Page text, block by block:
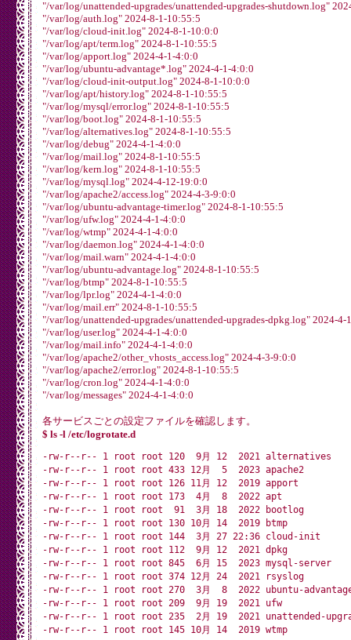
-rw-r-----  1 root      adm               35683  8月  1
-rw-r-----  1 root      adm               34740  8月  1
-rw-r-----  1 root      adm               10847  8月  1
-rw-r-----  1 root      adm               10908  5月 16
-rw-r-----  1 root      adm               10790  5月 16
-rw-r-----  1 root      adm               10946  5月 16
-rw-r--r--  1 root      root               3276  8月  1
-rw-r--r--  1 root      root              44279  5月 16
-rw-r--r--  1 root      root              17296  4月 13
drwxr-sr-x+ 3 root      systemd-journal    4096  2月 18
-rw-r-----  1 syslog    adm               89007  8月  1
-rw-r-----  1 syslog    adm              191310  8月  1
-rw-r-----  1 syslog    adm                9388  5月 16
-rw-r-----  1 syslog    adm               29539  4月 13
-rw-r-----  1 syslog    adm               90825  4月 12
drwxr-xr-x  2 landscape landscape          4096  4月  1
-rw-rw-r--  1 root      utmp             297184  8月  1
-rw-r-----  1 syslog    adm                   0  8月  1
-rw-r-----  1 syslog    adm                5770  5月 16
-rw-r-----  1 syslog    adm                 171  4月 14
-rw-r-----  1 syslog    adm                 401  4月 13
-rw-r-----  1 syslog    adm                2533  8月  1
-rw-r-----  1 syslog    adm               28177  8月  1
-rw-r-----  1 syslog    adm                 301  4月 14
-rw-r-----  1 syslog    adm                1332  4月 13
drwxr-x---  2 mysql     adm                4096  8月  1
drwx------  2 root      root               4096  2月 18
-rw-r-----  1 syslog    adm              238601  8月  1
-rw-r-----  1 syslog    adm              463746  8月  1
-rw-r-----  1 syslog    adm               20485  5月 16
-rw-r-----  1 syslog    adm              186156  4月 12
-rw-r--r--  1 root      root                301  8月  1
-rw-r--r--  1 root      root                257  4月 13
-rw-r--r--  1 root      root                904  8月  1
-rw-r--r--  1 root      root                904  5月 16
-rw-r--r--  1 root      root                516  4月  4
drwxr-x---  2 root      adm                4096  8月  1
"/var/log/unattended-upgrades/unattended-upgrades-shutdown.log"
"/var/log/auth.log" 2024-8-1-10:55:5
"/var/log/cloud-init.log" 2024-8-1-10:0:0
"/var/log/apt/term.log" 2024-8-1-10:55:5
"/var/log/apport.log" 2024-4-1-4:0:0
"/var/log/ubuntu-advantage*.log" 2024-4-1-4:0:0
"/var/log/cloud-init-output.log" 2024-8-1-10:0:0
"/var/log/apt/history.log" 2024-8-1-10:55:5
"/var/log/mysql/error.log" 2024-8-1-10:55:5
"/var/log/boot.log" 2024-8-1-10:55:5
"/var/log/alternatives.log" 2024-8-1-10:55:5
"/var/log/debug" 2024-4-1-4:0:0
"/var/log/mail.log" 2024-8-1-10:55:5
"/var/log/kern.log" 2024-8-1-10:55:5
"/var/log/mysql.log" 2024-4-12-19:0:0
"/var/log/apache2/access.log" 2024-4-3-9:0:0
"/var/log/ubuntu-advantage-timer.log" 2024-8-1-10:55:5
"/var/log/ufw.log" 2024-4-1-4:0:0
"/var/log/wtmp" 2024-4-1-4:0:0
"/var/log/daemon.log" 2024-4-1-4:0:0
"/var/log/mail.warn" 2024-4-1-4:0:0
"/var/log/ubuntu-advantage.log" 2024-8-1-10:55:5
"/var/log/btmp" 2024-8-1-10:55:5
"/var/log/lpr.log" 2024-4-1-4:0:0
"/var/log/mail.err" 2024-8-1-10:55:5
"/var/log/unattended-upgrades/unattended-upgrades-dpkg.log" 2024-4-
"/var/log/user.log" 2024-4-1-4:0:0
"/var/log/mail.info" 2024-4-1-4:0:0
"/var/log/apache2/other_vhosts_access.log" 2024-4-3-9:0:0
"/var/log/apache2/error.log" 2024-8-1-10:55:5
"/var/log/cron.log" 2024-4-1-4:0:0
"/var/log/messages" 2024-4-1-4:0:0
各サービスごとの設定ファイルを確認します。
$ ls -l /etc/logrotate.d
-rw-r--r-- 1 root root 120  9月 12  2021 alternatives
-rw-r--r-- 1 root root 433 12月  5  2023 apache2
-rw-r--r-- 1 root root 126 11月 12  2019 apport
-rw-r--r-- 1 root root 173  4月  8  2022 apt
-rw-r--r-- 1 root root  91  3月 18  2022 bootlog
-rw-r--r-- 1 root root 130 10月 14  2019 btmp
-rw-r--r-- 1 root root 144  3月 27 22:36 cloud-init
-rw-r--r-- 1 root root 112  9月 12  2021 dpkg
-rw-r--r-- 1 root root 845  6月 15  2023 mysql-server
-rw-r--r-- 1 root root 374 12月 24  2021 rsyslog
-rw-r--r-- 1 root root 270  3月  8  2022 ubuntu-
-rw-r--r-- 1 root root 209  9月 19  2021 ufw
-rw-r--r-- 1 root root 235  2月 19  2021 unattended-
-rw-r--r-- 1 root root 145 10月 14  2019 wtmp